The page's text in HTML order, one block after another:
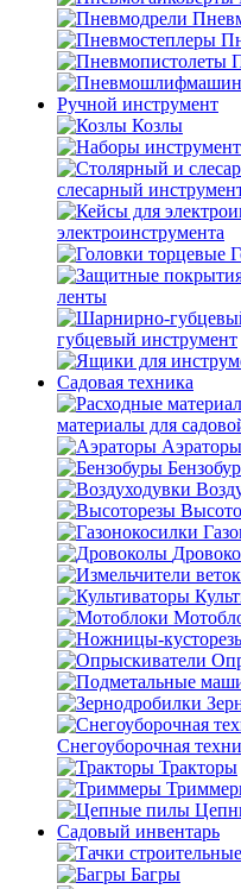
Ручной инструмент
Козлы
слесарный
электроинструмента
ленты
губцевый инструмент
Садовая техника
материалы для
Аэраторы
Снегоуборочная
Тракторы
Садовый инвентарь
Багры